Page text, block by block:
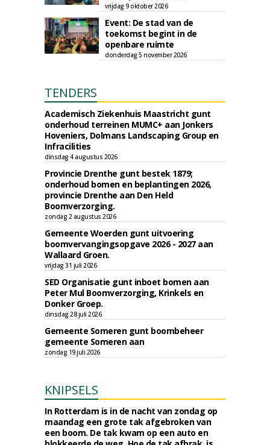
vrijdag 9 oktober 2026
Event: De stad van de
toekomst begint in de
openbare ruimte
donderdag 5 november 2026
TENDERS
Academisch Ziekenhuis Maastricht gunt
onderhoud terreinen MUMC+ aan Jonkers
Hoveniers, Dolmans Landscaping Group en
Infracilities
dinsdag 4 augustus 2026
Provincie Drenthe gunt bestek 1879;
onderhoud bomen en beplantingen 2026,
provincie Drenthe aan Den Held
Boomverzorging.
zondag 2 augustus 2026
Gemeente Woerden gunt uitvoering
boomvervangingsopgave 2026 - 2027 aan
Wallaard Groen.
vrijdag 31 juli 2026
SED Organisatie gunt inboet bomen aan
Peter Mul Boomverzorging, Krinkels en
Donker Groep.
dinsdag 28 juli 2026
Gemeente Someren gunt boombeheer
gemeente Someren aan
zondag 19 juli 2026
KNIPSELS
In Rotterdam is in de nacht van zondag op
maandag een grote tak afgebroken van
een boom. De tak kwam op een auto en